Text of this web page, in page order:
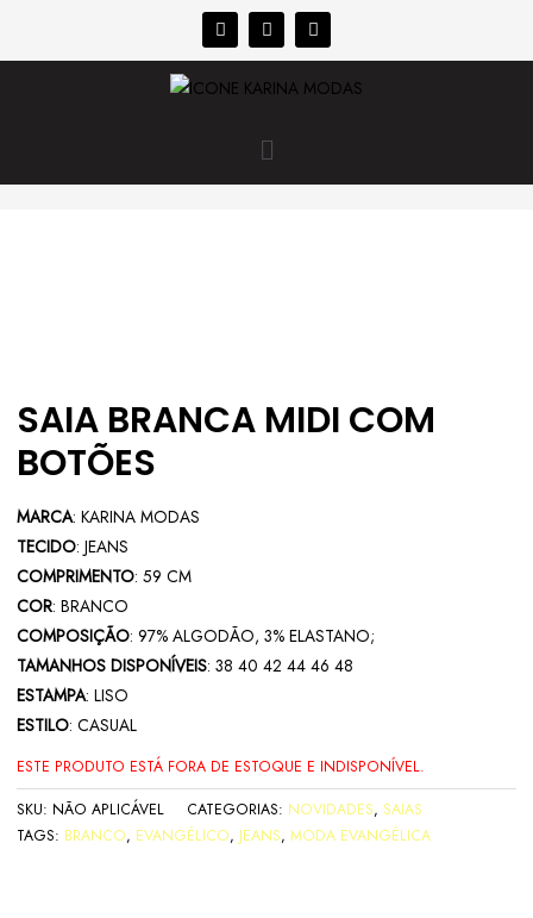
SAIA BRANCA MIDI COM
BOTÕES
MARCA: KARINA MODAS
TECIDO: JEANS
COMPRIMENTO: 59 CM
COR: BRANCO
COMPOSIÇÃO: 97% ALGODÃO, 3% ELASTANO;
TAMANHOS DISPONÍVEIS: 38 40 42 44 46 48
ESTAMPA: LISO
ESTILO: CASUAL
ESTE PRODUTO ESTÁ FORA DE ESTOQUE E INDISPONÍVEL.
SKU: NÃO APLICÁVEL CATEGORIAS: NOVIDADES, SAIAS
TAGS: BRANCO, EVANGÉLICO, JEANS, MODA EVANGÉLICA